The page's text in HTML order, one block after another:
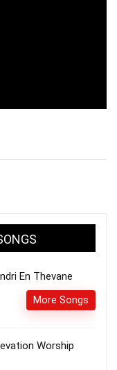
En Thevane
More Songs
Worship